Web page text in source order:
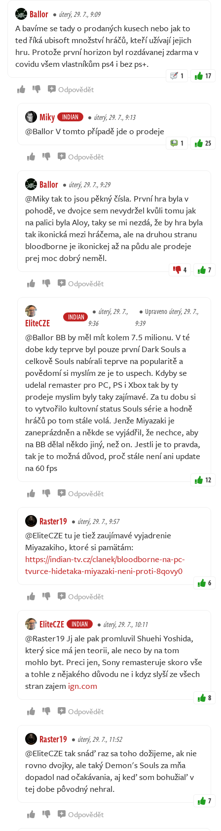
Ballor úterý, 29. 7., 9:09
A bavíme se tady o prodaných kusech nebo jak to
ted říká ubisoft množství hráčů, kteří užívají jejich
hru. Protože první horizon byl rozdávanej zdarma v
covidu všem vlastníkům ps4 i bez ps+.
1 17
Odpovědět
Miky INDIAN úterý, 29. 7., 9:13
@Ballor V tomto případě jde o prodeje
1 25
Odpovědět
Ballor úterý, 29. 7., 9:29
@Miky tak to jsou pěkný čísla. První hra byla v
pohodě, ve dvojce sem nevydržel kvůli tomu jak
na palici byla Aloy, taky se mi nezdá, že by hra byla
tak ikonická mezi hráčema, ale na druhou stranu
bloodborne je ikonickej až na půdu ale prodeje
prej moc dobrý neměl.
4 7
Odpovědět
EliteCZE INDIAN
úterý, 29. 7.,
9:36
Upravenoúterý, 29. 7.,
9:39
@Ballor BB by měl mít kolem 7.5 milionu. V té
dobe kdy teprve byl pouze první Dark Souls a
celkově Souls nabírali teprve na popularitě a
povědomí si myslím ze je to uspech. Kdyby se
udelal remaster pro PC, PS i Xbox tak by ty
prodeje myslim byly taky zajímavé. Za tu dobu si
to vytvořilo kultovní status Souls série a hodně
hráčů po tom stále volá. Jenže Miyazaki je
zaneprázdněn a někde se vyjádřil, že nechce, aby
na BB dělal někdo jiný, než on. Jestli je to pravda,
tak je to možná důvod, proč stále není ani update
na 60 fps
12
Odpovědět
Raster19 úterý, 29. 7., 9:57
@EliteCZE tu je tiež zaujímavé vyjadrenie
Miyazakiho, ktoré si pamätám:
https://indian-tv.cz/clanek/bloodborne-na-pc-
tvurce-hidetaka-miyazaki-neni-proti-8qovy0
6
Odpovědět
EliteCZE INDIAN úterý, 29. 7., 10:11
@Raster19 Jj ale pak promluvil Shuehi Yoshida,
který sice má jen teorii, ale neco by na tom
mohlo byt. Preci jen, Sony remasteruje skoro vše
a tohle z nějakého důvodu ne i kdyz slyší ze všech
stran zajem ign.com
8
Odpovědět
Raster19 úterý, 29. 7., 11:52
@EliteCZE tak snáď raz sa toho dožijeme, ak nie
rovno dvojky, ale taký Demon's Souls za mňa
dopadol nad očakávania, aj keď som bohužiaľ v
tej dobe pôvodný nehral.
7
Odpovědět